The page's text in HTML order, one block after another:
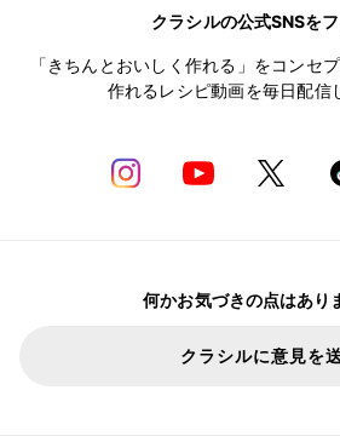
クラシルの公式SNSを
「きちんとおいしく作れる」をコンセ
作れるレシピ動画を毎日配信
何かお気づきの点はあり
クラシルに意見を